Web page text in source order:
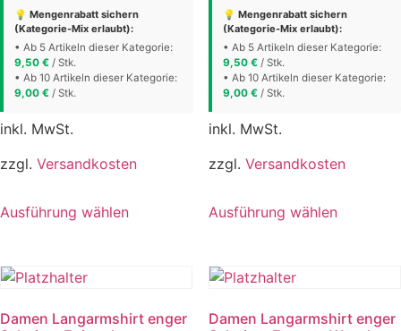
gewählt
werden
💡 Mengenrabatt sichern
(Kategorie-Mix erlaubt):
• Ab 5 Artikeln dieser Kategorie:
9,50 € / Stk.
• Ab 10 Artikeln dieser Kategorie:
9,00 € / Stk.
inkl. MwSt.
zzgl. Versandkosten
Ausführung wählenProdukt
Die
💡 Mengenrabatt sichern
(Kategorie-Mix erlaubt):
• Ab 5 Artikeln dieser Kategorie:
9,50 €/ Stk.
• Ab 10 Artikeln dieser Kategorie:
9,00 €/ Stk.
inkl. MwSt.
zzgl. Versandkosten
Ausführung wählenProdukt
Die
Damen Langarmshirt enger
Damen Langarmshirt enger